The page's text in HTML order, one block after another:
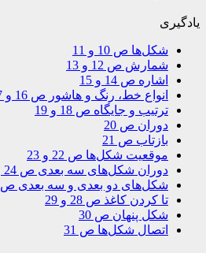
یادگیری
شکل‌ها ص 10 و 11
شمارش ص 12 و 13
اشاره ص 14 و 15
انواع خط، رنگ و هاشور ص 16 و 17
ترتیب و جایگاه ص 18 و 19
دوران ص 20
بازتاب ص 21
موقعیت شکل‌ها ص 22 و 23
دوران شکل‌های سه بعدی ص 24 و 25
شکل‌های دو بعدی و سه بعدی ص 26 و 27
تا کردن کاغذ ص 28 و 29
شکل پنهان ص 30
اتصال شکل‌ها ص 31